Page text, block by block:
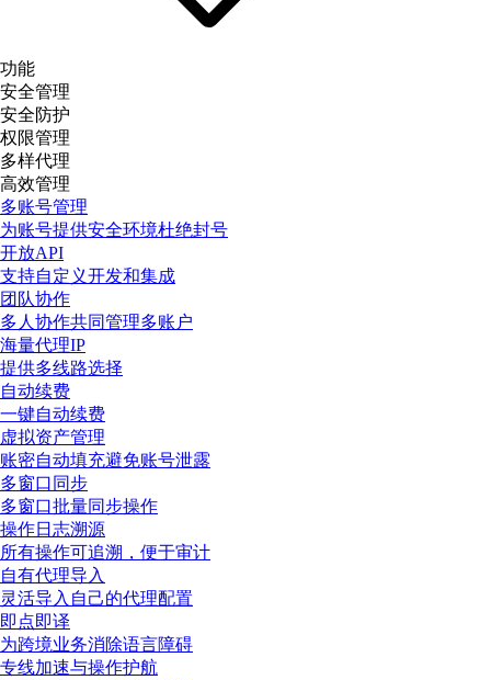
功能
安全管理
安全防护
权限管理
多样代理
高效管理
多账号管理
为账号提供安全环境杜绝封号
开放API
支持自定义开发和集成
团队协作
多人协作共同管理多账户
海量代理IP
提供多线路选择
自动续费
一键自动续费
虚拟资产管理
账密自动填充避免账号泄露
多窗口同步
多窗口批量同步操作
操作日志溯源
所有操作可追溯，便于审计
自有代理导入
灵活导入自己的代理配置
即点即译
为跨境业务消除语言障碍
专线加速与操作护航